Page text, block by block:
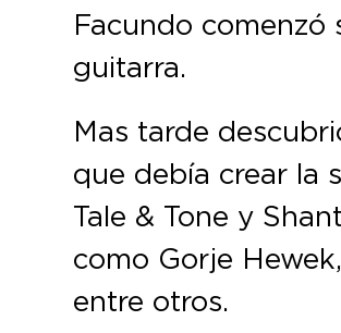
Facundo comenzó
guitarra.
Mas tarde
que debía crear la
Tale & Tone y
como Gorje
entre otros.